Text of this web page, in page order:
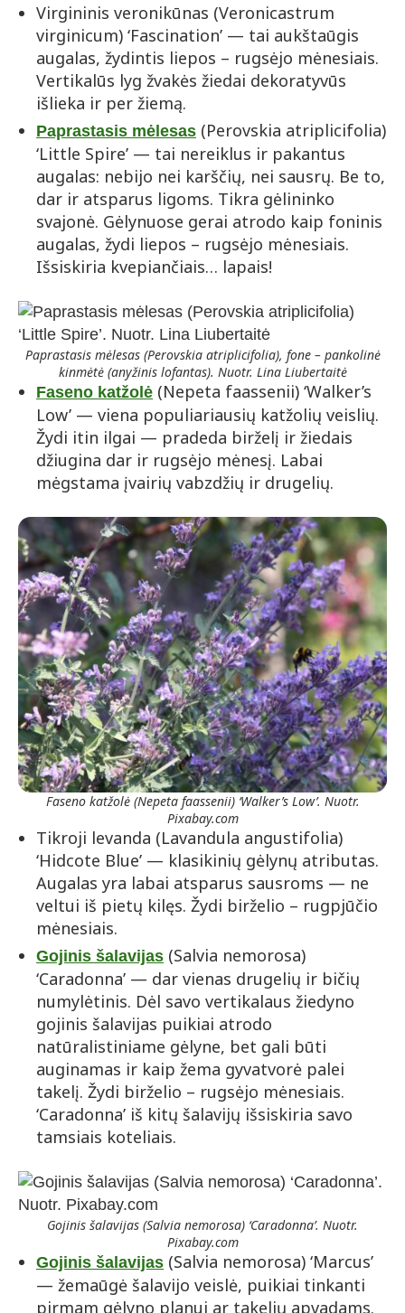
Virgininis veronikūnas (Veronicastrum
virginicum) ‘Fascination’ — tai aukštaūgis
augalas, žydintis liepos – rugsėjo mėnesiais.
Vertikalūs lyg žvakės žiedai dekoratyvūs
išlieka ir per žiemą.
Paprastasis mėlesas (Perovskia atriplicifolia)
‘Little Spire’ — tai nereiklus ir pakantus
augalas: nebijo nei karščių, nei sausrų. Be to,
dar ir atsparus ligoms. Tikra gėlininko
svajonė. Gėlynuose gerai atrodo kaip foninis
augalas, žydi liepos – rugsėjo mėnesiais.
Išsiskiria kvepiančiais… lapais!
Paprastasis mėlesas (Perovskia atriplicifolia), fone – pankolinė
kinmėtė(anyžinis lofantas). Nuotr. Lina Liubertaitė
Faseno katžolė (Nepeta faassenii) ‘Walker’s
Low’ — viena populiariausių katžolių veislių.
Žydi itin ilgai — pradeda birželį ir žiedais
džiugina dar ir rugsėjo mėnesį. Labai
mėgstama įvairių vabzdžių ir drugelių.
Faseno katžolė (Nepeta faassenii) ‘Walker’s Low’. Nuotr.
Pixabay.com
Tikroji levanda (Lavandula angustifolia)
‘Hidcote Blue’ — klasikinių gėlynų atributas.
Augalas yra labai atsparus sausroms — ne
veltui iš pietų kilęs. Žydi birželio – rugpjūčio
mėnesiais.
Gojinis šalavijas (Salvia nemorosa)
‘Caradonna’ — dar vienas drugelių ir bičių
numylėtinis. Dėl savo vertikalaus žiedyno
gojinis šalavijas puikiai atrodo
natūralistiniame gėlyne, bet gali būti
auginamas ir kaip žema gyvatvorė palei
takelį. Žydi birželio – rugsėjo mėnesiais.
‘Caradonna’ iš kitų šalavijų išsiskiria savo
tamsiais koteliais.
Gojinis šalavijas (Salvia nemorosa) ‘Caradonna’. Nuotr.
Pixabay.com
Gojinis šalavijas (Salvia nemorosa) ‘Marcus’
— žemaūgė šalavijo veislė, puikiai tinkanti
pirmam gėlyno planui ar takelių apvadams.